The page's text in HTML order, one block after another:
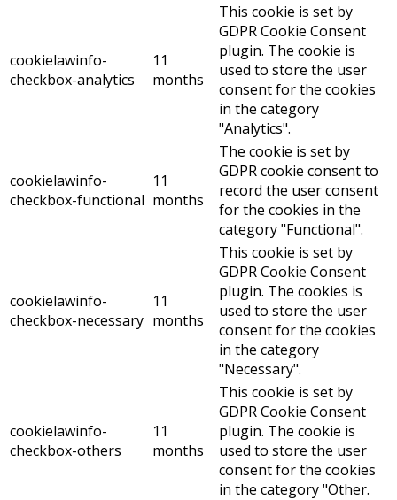
cookielawinfo-
checkbox-analytics
11
months
This cookie is set by
GDPR Cookie Consent
plugin. The cookie is
used to store the user
consent for the cookies
in the category
"Analytics".
cookielawinfo-
checkbox-functional
11
months
The cookie is set by
GDPR cookie consent to
record the user consent
for the cookies in the
category "Functional".
cookielawinfo-
checkbox-necessary
11
months
This cookie is set by
GDPR Cookie Consent
plugin. The cookies is
used to store the user
consent for the cookies
in the category
"Necessary".
cookielawinfo-
checkbox-others
11
months
This cookie is set by
GDPR Cookie Consent
plugin. The cookie is
used to store the user
consent for the cookies
in the category "Other.